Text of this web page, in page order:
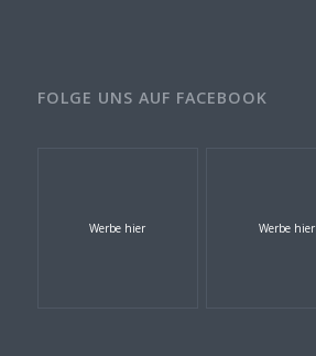
FOLGE UNS AUF FACEBOOK
Werbe hier Werbe hier